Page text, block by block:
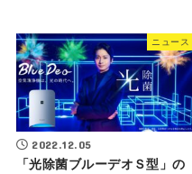
ニュース
2022.12.05
「光除菌ブルーデオＳ型」の